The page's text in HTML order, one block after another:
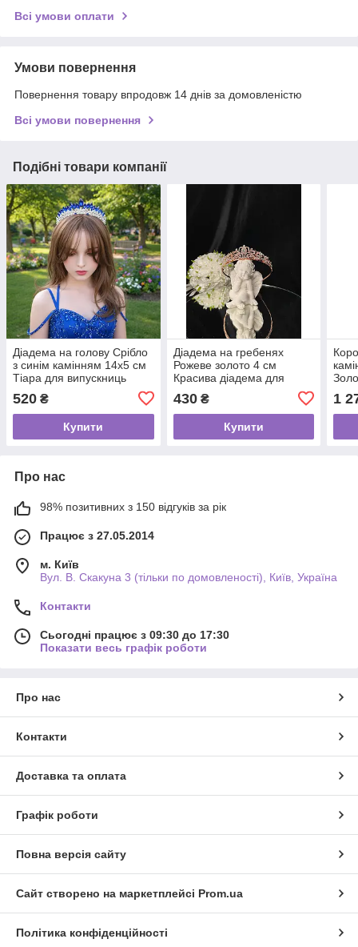
Всі умови оплати
Умови повернення
Повернення товару впродовж 14 днів за домовленістю
Всі умови повернення
Подібні товари компанії
Діадема на голову Срібло
з синім камінням 14х5 см
Тіара для випускниць
весільного образу
520 ₴
Купити
Діадема на гребенях
Рожеве золото 4 см
Красива діадема для
камінням
430₴
Купити
на
1
Про нас
98% позитивних з 150 відгуків за рік
Працює з 27.05.2014
м. Київ
Вул. В. Скакуна 3 (тільки по домовленості), Київ, Україна
Контакти
Сьогодні працює з 09:30 до 17:30
Показати весь графік роботи
Про нас
Контакти
Доставка та оплата
Графік роботи
Повна версія сайту
Сайт створено на маркетплейсі Prom.ua
Політика конфіденційності